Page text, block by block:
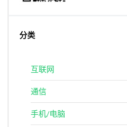
分类
互联网
通信
手机/电脑